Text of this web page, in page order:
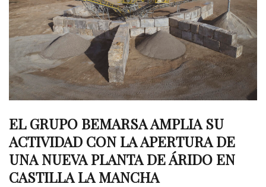
EL GRUPO BEMARSA AMPLIA SU
ACTIVIDAD CON LA APERTURA DE
UNA NUEVA PLANTA DE ÁRIDO EN
CASTILLA LA MANCHA